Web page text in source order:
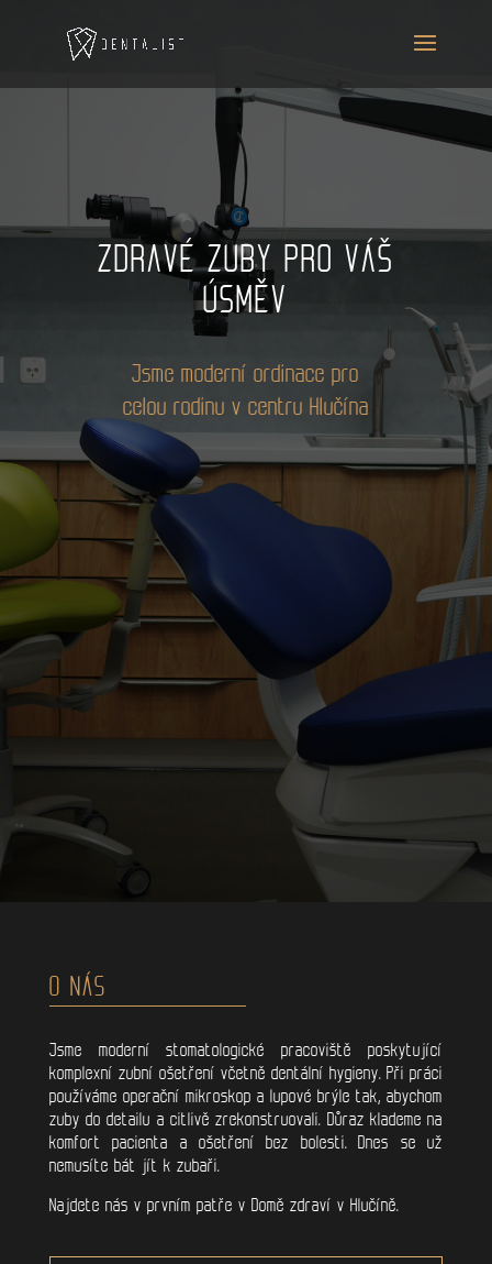
ZDRAVÉ ZUBY PRO VÁŠ
ÚSMĚV
Jsme moderní ordinace pro
celou rodinu v centru Hlučína
O NÁS
Jsme moderní stomatologické pracoviště poskytující
komplexní zubní ošetření včetně dentální hygieny. Při práci
používáme operační mikroskop a lupové brýle tak, abychom
zuby do detailu a citlivě zrekonstruovali. Důraz klademe na
komfort pacienta a ošetření bez bolesti. Dnes se už
nemusíte bát jít k zubaři.
Najdete nás v prvním patře v Domě zdraví v Hlučíně.